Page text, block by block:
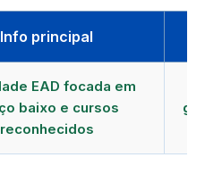
Info principal
EAD focada em
baixo e cursos
reconhecidos